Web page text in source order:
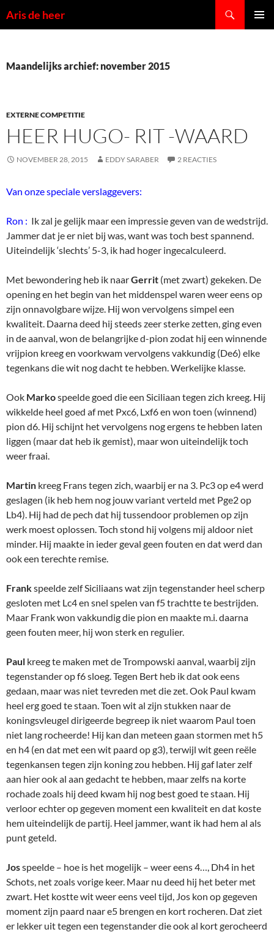
naar
Aris de heer
Maandelijks archief: november 2015
EXTERNE COMPETITIE
HEER HUGO- RIT -WAARD
NOVEMBER 28, 2015 EDDY SARABER 2 REACTIES
Van onze speciale verslaggevers:
Ron : Ik zal je gelijk maar een impressie geven van de wedstrijd.
Jammer dat je er niet bij was, want was toch best spannend.
Uiteindelijk ‘slechts’ 5-3, ik had hoger ingecalculeerd.
Met bewondering heb ik naarGerrit (met zwart) gekeken. De
opening en het begin van het middenspel waren weer eens op
zijn onnavolgbare wijze. Hij won vervolgens simpel een
kwaliteit. Daarna deed hij steeds zeer sterke zetten, ging even
in de aanval, won de belangrijke d-pion zodat hij een winnende
vrijpion kreeg en voorkwam vervolgens vakkundig (De6) elke
tegenkans die wit nog dacht te hebben. Werkelijke klasse.
Ook Markospeelde goed die een Siciliaan tegen zich kreeg. Hij
wikkelde heel goed af met Pxc6, Lxf6 en won toen (winnend)
pion d6. Hij schijnt het vervolgens nog ergens te hebben laten
liggen (maar dat heb ik gemist), maar won uiteindelijk toch
weer fraai.
Martin kreeg Frans tegen zich, waarbij er na 3. Pc3 op e4 werd
geslagen (ik heb hem nog jouw variant verteld met Pge2 op
Lb4). Hij had de pech dat hij tussendoor problemen op zijn
werk moest oplossen. Toch stond hij volgens mij aldoor niet
minder. Hij maakte in ieder geval geen fouten en dat werd dan
ook een terechte remise.
Frankspeelde zelf Siciliaans wat zijn tegenstander heel scherp
gesloten met Lc4 en snel spelen van f5 trachtte te bestrijden.
Maar Frank won vakkundig die pion en maakte m.i. daarna
geen fouten meer, hij won sterk en regulier.
Paul kreeg te maken met de Trompowski aanval, waarbij zijn
tegenstander op f6 sloeg. Tegen Bert heb ik dat ook eens
gedaan, maar was niet tevreden met die zet. Ook Paul kwam
heel erg goed te staan. Toen wit al zijn stukken naar de
koningsvleugel dirigeerde begreep ik niet waarom Paul toen
niet lang rocheerde! Hij kan dan meteen gaan stormen met h5
en h4 (en dat met een wit paard op g3), terwijl wit geen reële
tegenkansen tegen zijn koning zou hebben. Hij gaf later zelf
aan hier ook al aan gedacht te hebben, maar zelfs na korte
rochade zoals hij deed kwam hij nog best goed te staan. Hij
verloor echter op gegeven moment een kwaliteit en dat koste
hem uiteindelijk de partij. Heel jammer, want ik had hem al als
punt geteld.
Josspeelde – hoe is het mogelijk – weer eens 4…, Dh4 in het
Schots, net zoals vorige keer. Maar nu deed hij het beter met
zwart. Het kostte wit weer eens veel tijd, Jos kon op gegeven
moment zijn paard naar e5 brengen en kort rocheren. Dat ziet
er lekker uit tegen een tegenstander die ook al kort gerocheerd